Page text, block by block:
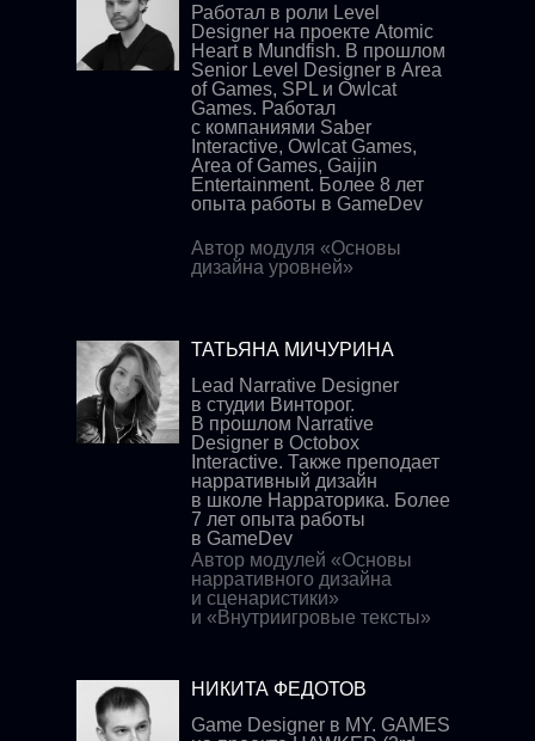
Работал в роли Level
Designer на проекте Atomic
Heart в Mundfish. В прошлом
Senior Level Designer в Area
of Games, SPL и Owlcat
Games. Работал
с компаниями Saber
Interactive, Owlcat Games,
Area of Games, Gaijin
Entertainment. Более 8 лет
опыта работы в GameDev
Автор модуля «Основы
дизайна уровней»
ТАТЬЯНА МИЧУРИНА
Lead Narrative Designer
в студии Винторог.
В прошлом Narrative
Designer в Octobox
Interactive. Также преподает
нарративный дизайн
в школе Нарраторика. Более
7 лет опыта работы
в GameDev
Автор модулей «Основы
нарративного дизайна
и сценаристики»
и «Внутриигровые тексты»
НИКИТА ФЕДОТОВ
Game Designer в MY. GAMES